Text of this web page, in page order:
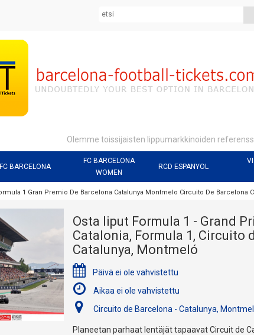
Olemme toissijaisten lippumarkkinoiden
FC BARCELONA
FC BARCELONA
WOMEN
RCD ESPANYOL
1 Gran Premio De Barcelona Catalunya Montmelo Circuito De Barcelona
Osta liput Formula 1 - Grand
Catalonia, Formula 1, Circuito
Catalunya, Montmeló
Päivä ei ole vahvistettu
Aikaa ei ole vahvistettu
Circuito de Barcelona - Catalunya,
Planeetan parhaat lentäjät tapaavat Circuit de